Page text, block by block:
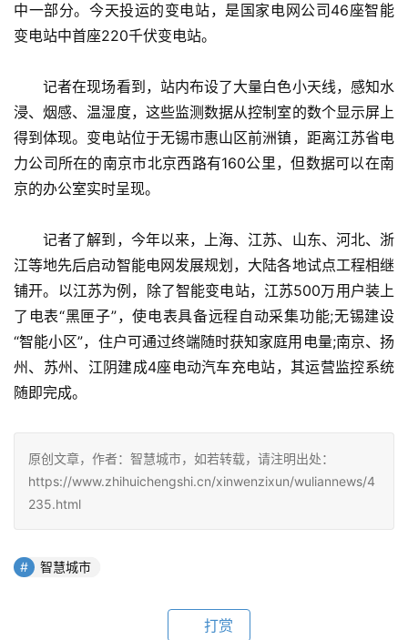
中一部分。今天投运的变电站，是国家电网公司46座智能
变电站中首座220千伏变电站。
记者在现场看到，站内布设了大量白色小天线，感知水
浸、烟感、温湿度，这些监测数据从控制室的数个显示屏上
得到体现。变电站位于无锡市惠山区前洲镇，距离江苏省电
力公司所在的南京市北京西路有160公里，但数据可以在南
京的办公室实时呈现。
记者了解到，今年以来，上海、江苏、山东、河北、浙
江等地先后启动智能电网发展规划，大陆各地试点工程相继
铺开。以江苏为例，除了智能变电站，江苏500万用户装上
了电表“黑匣子”，使电表具备远程自动采集功能;无锡建设
“智能小区”，住户可通过终端随时获知家庭用电量;南京、扬
州、苏州、江阴建成4座电动汽车充电站，其运营监控系统
随即完成。
原创文章，作者：智慧城市，如若转载，请注明出处：
https://www.zhihuichengshi.cn/xinwenzixun/wuliannews/4
235.html
智慧城市
打赏